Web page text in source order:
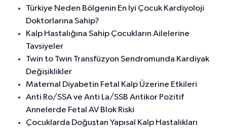
Türkiye Neden Bölgenin En İyi Çocuk Kardiyoloji
Doktorlarına Sahip?
Kalp Hastalığına Sahip Çocukların Ailelerine
Tavsiyeler
Twin to Twin Transfüzyon Sendromunda Kardiyak
Değişiklikler
Maternal Diyabetin Fetal Kalp Üzerine Etkileri
Anti Ro/SSA ve Anti La/SSB Antikor Pozitif
Annelerde Fetal AV Blok Riski
Çocuklarda Doğuştan Yapısal Kalp Hastalıkları